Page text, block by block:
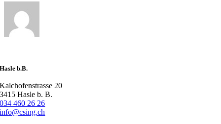
Hasle b.B.
Kalchofenstrasse 20
3415 Hasle b. B.
034 460 26 26
info@csing.ch